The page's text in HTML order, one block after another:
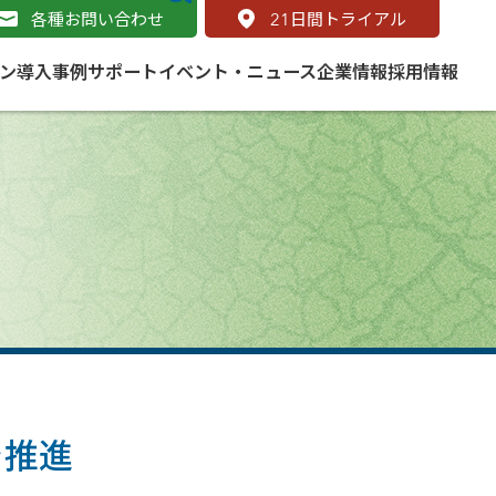
ビス
Cloud Service
のマネージドサービス
ング プラットフォーム
路
トモビリティ
究機関
導入事例 サポート
はじめよう
理情報システム）とは
解説
学ぼう ArcGIS
ルサイト
イベント・ニュース企業情報採用情報
各種お問い合わせ 21 日間トライアル
進